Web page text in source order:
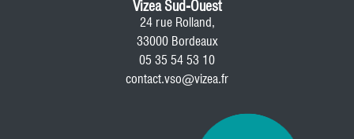
Vizea Sud-Ouest
24 rue Rolland,
33000 Bordeaux
05 35 54 53 10
contact.vso@vizea.fr